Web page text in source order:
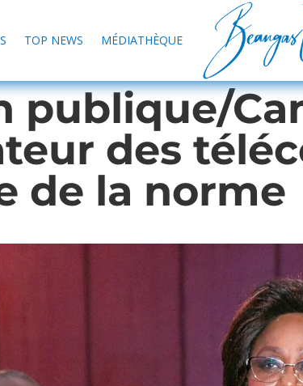
TOP NEWS MÉDIATHÈQUE
publique/
des
de la norme